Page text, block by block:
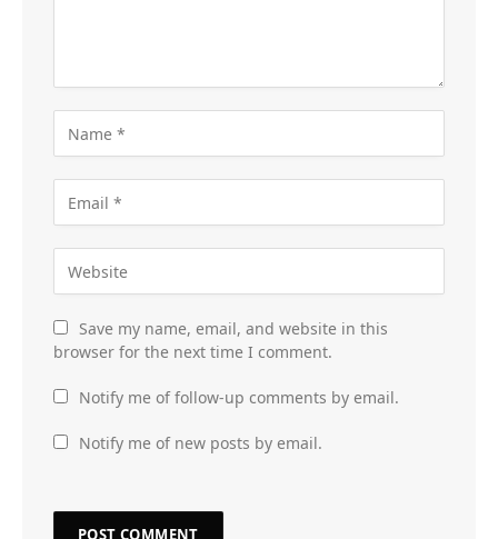
Save my name, email, and website in this
browser for the next time I comment.
Notify me of follow-up comments by email.
Notify me of new posts by email.